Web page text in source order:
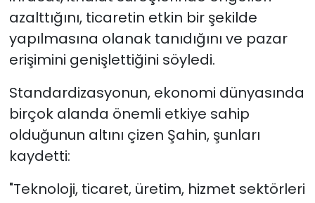
azalttığını, ticaretin etkin bir şekilde
yapılmasına olanak tanıdığını ve pazar
erişimini genişlettiğini söyledi.
Standardizasyonun, ekonomi dünyasında
birçok alanda önemli etkiye sahip
olduğunun altını çizen Şahin, şunları
kaydetti:
"Teknoloji, ticaret, üretim, hizmet sektörleri